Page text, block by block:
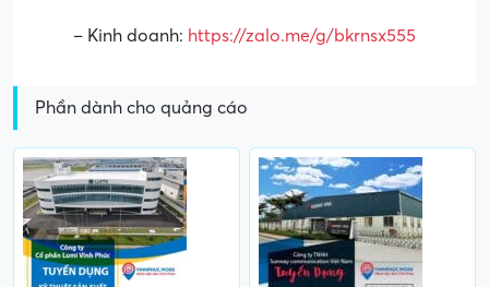
– Kinh doanh: https://zalo.me/g/bkrnsx555
Phần dành cho quảng cáo